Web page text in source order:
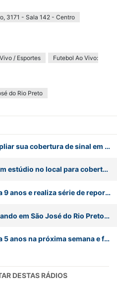
3171 - Sala 142 - Centro
/ Esportes
Futebol Ao Vivo:
do Rio Preto
CBN Grandes Lagos deve ampliar sua cobertura de sinal em São José do Rio Preto (SP)
CBN Grandes Lagos conta com estúdio no local para cobertura da Expo Rio Preto
CBN Grandes Lagos completa 9 anos e realiza série de reportagens especiais
CBN completa oito anos operando em São José do Rio Preto (SP)
CBN Grandes Lagos completa 5 anos na próxima semana e faz reportagem especial
DESTAS RÁDIOS